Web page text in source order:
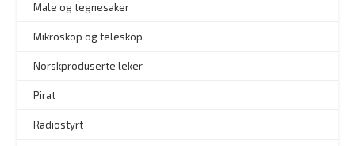
Male og tegnesaker
Mikroskop og teleskop
Norskproduserte leker
Pirat
Radiostyrt